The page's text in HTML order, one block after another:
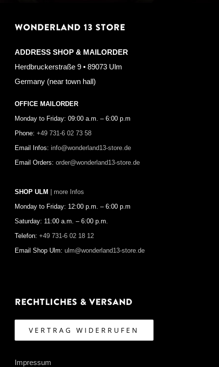
WONDERLAND 13 STORE
ADDRESS SHOP & MAILORDER
Herdbruckerstraße 9 • 89073 Ulm
Germany (near town hall)
OFFICE MAILORDER
Monday to Friday: 09:00 a.m. – 6:00 p.m
Phone: +49 731-6 02 73 58
Email Infos: info@wonderland13-store.de
Email Orders: order@wonderland13-store.de
SHOP ULM | more Infos
Monday to Friday: 12:00 p.m. – 6:00 p.m
Saturday: 11:00 a.m. – 6:00 p.m.
Telefon: +49 731-6 02 18 12
Email Shop Ulm: ulm@wonderland13-store.de
Rechtliches & Versand
VERTRAG WIDERRUFEN
Impressum